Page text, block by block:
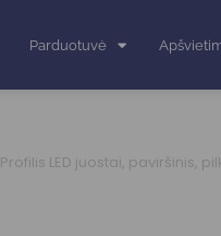
Parduotuvė
Profilis LED juostai, paviršinis,